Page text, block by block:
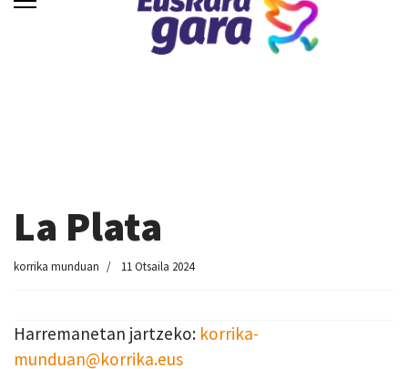
La Plata
korrika munduan 11 Otsaila 2024
Harremanetan jartzeko: korrika-
munduan@korrika.eus